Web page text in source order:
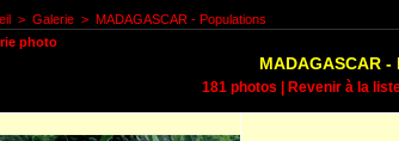
> Galerie > MADAGASCAR - Populations
photo
MADAGASCAR
181 photos Revenir à la